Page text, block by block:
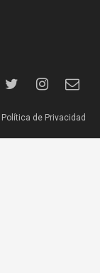
Política de Privacidad